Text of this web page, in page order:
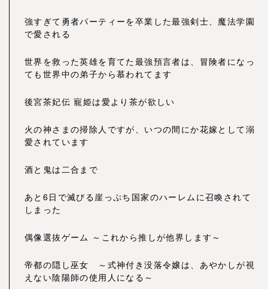
強すぎて勇者パーティーを卒業した最強剣士、魔法学園
で愛される
世界を救った英雄を育てた最強預言者は、冒険者になっ
ても世界中の弟子から慕われてます
後宮茶妃伝 寵姫は愛より茶が欲しい
火の神さまの掃除人ですが、いつの間にか花嫁として溺
愛されています
酒と鬼は二合まで
あと6日で滅びる崖っぷち国家のハーレムに召喚されて
しまった
偶像選抜ゲーム ～これから推しが他界します～
帝都の隠し巫女 ～式神付き没落令嬢は、あやかしが視
えない陰陽師の使用人になる～